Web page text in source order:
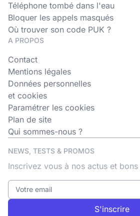
Téléphone tombé dans l'eau
Bloquer les appels masqués
Où trouver son code PUK ?
A PROPOS
Contact
Mentions légales
Données personnelles
et cookies
Paramétrer les cookies
Plan de site
Qui sommes-nous ?
NEWS, TESTS & PROMOS
Inscrivez vous à nos actus et bons
S'inscrire